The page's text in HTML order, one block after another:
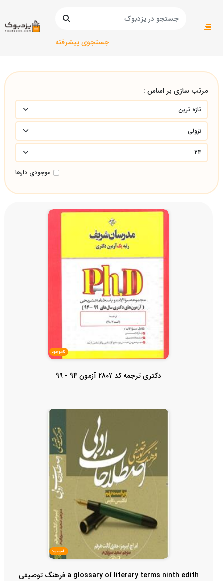
جستجوی پیشرفته
صفحه اصلی
زبان های خارجی/انگلیسی
آموزشی/بزرگسالانآموزشی/بزرگسالان
مرتب سازی بر اساس :
موجودی دارها
ناموجود
دکتری ترجمه کد 2807 آزمون 94 - 99
ناموجود
a glossary of literary terms ninth edith فرهنگ توصیفی